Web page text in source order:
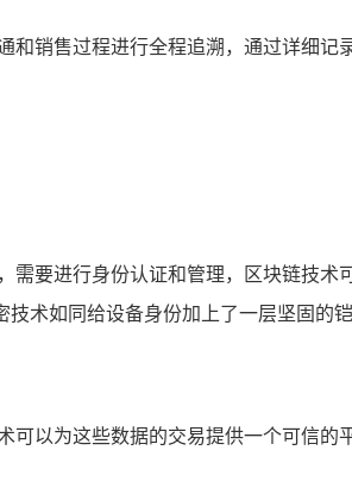
销售过程进行全程追溯，通过详细
要进行身份认证和管理，区块链技
术如同给设备身份加上了一层坚固的
以为这些数据的交易提供一个可信